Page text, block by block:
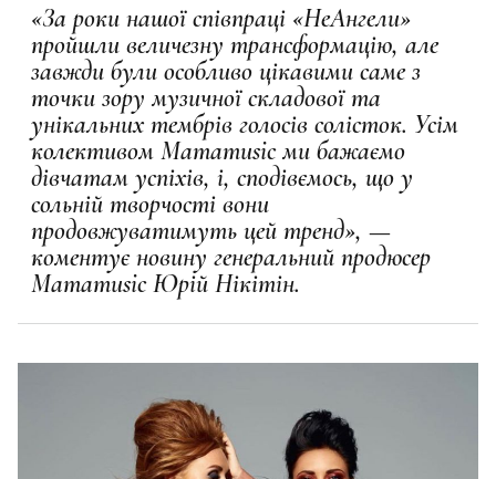
«За роки нашої співпраці «НеАнгели»
пройшли величезну трансформацію, але
завжди були особливо цікавими саме з
точки зору музичної складової та
унікальних тембрів голосів солісток. Усім
колективом Mamamusic ми бажаємо
дівчатам успіхів, і, сподівємось, що у
сольній творчості вони
продовжуватимуть цей тренд», —
коментує новину генеральний продюсер
Mamamusic Юрій Нікітін.